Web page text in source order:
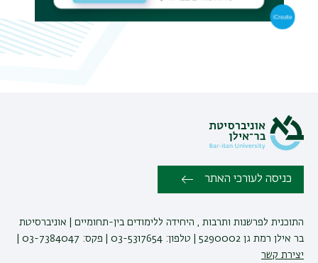
כניסה לעורכי האתר
התוכנית לפרשנות ותרבות , היחידה ללימודים בין-תחומיים | אוניברסיטת
בר אילן רמת גן 5290002 | טלפון: 03-5317654 | פקס: 03-7384047 |
יצירת קשר